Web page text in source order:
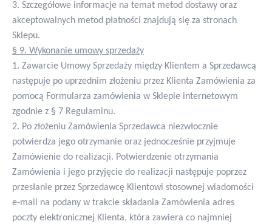
3. Szczegółowe informacje na temat metod dostawy oraz
akceptowalnych metod płatności znajdują się za stronach
Sklepu.
§ 9. Wykonanie umowy sprzedaży
1. Zawarcie Umowy Sprzedaży między Klientem a Sprzedawcą
następuje po uprzednim złożeniu przez Klienta Zamówienia za
pomocą Formularza zamówienia w Sklepie internetowym
zgodnie z § 7 Regulaminu.
2. Po złożeniu Zamówienia Sprzedawca niezwłocznie
potwierdza jego otrzymanie oraz jednocześnie przyjmuje
Zamówienie do realizacji. Potwierdzenie otrzymania
Zamówienia i jego przyjęcie do realizacji następuje poprzez
przesłanie przez Sprzedawcę Klientowi stosownej wiadomości
e-mail na podany w trakcie składania Zamówienia adres
poczty elektronicznej Klienta, która zawiera co najmniej